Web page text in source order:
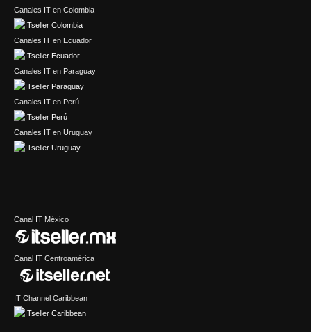
Canales IT en Colombia
Canales IT en Ecuador
Canales IT en Paraguay
Canales IT en Perú
Canales IT en Uruguay
Canal IT México
Canal IT Centroamérica
IT Channel Caribbean